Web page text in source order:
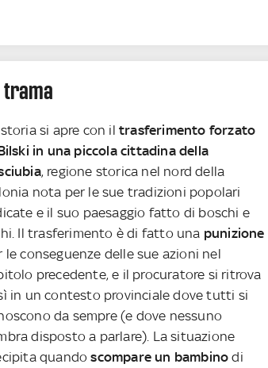
trama
si apre con il trasferimento forzato
in una piccola cittadina della
, regione storica nel nord della
nota per le sue tradizioni popolari
e il suo paesaggio fatto di boschi e
Il trasferimento è di fatto una punizione
le conseguenze delle sue azioni nel
precedente, e il procuratore si ritrova
in un contesto provinciale dove tutti si
da sempre (e dove nessuno
disposto a parlare). La situazione
quandoscompare un bambino di